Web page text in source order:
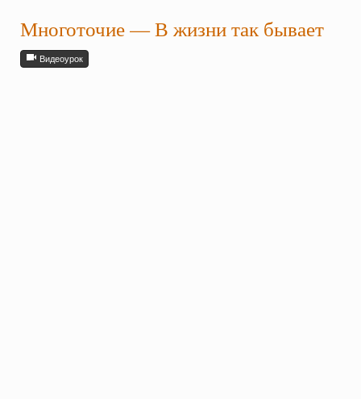
Многоточие—В жизни так бывает
Видеоурок